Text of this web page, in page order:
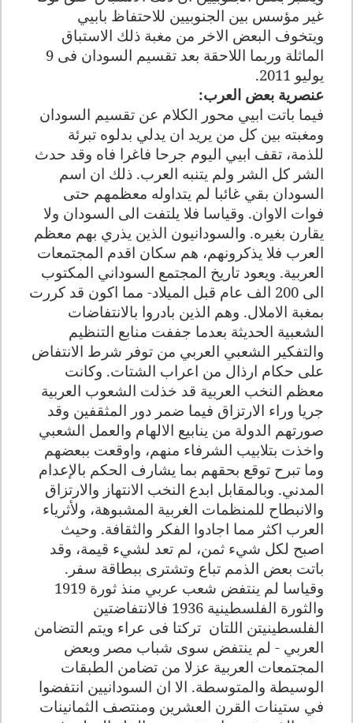
غير مؤسس بين الجنوبيين للاحتفاظ بابيي
ويتخوف البعض الاخر من مغبة ذلك الاستباق
الماثلة وربما اللاحقة بعد تقسيم السودان فى 9
يوليو 2011
.
عنصرية بعض العرب:
فيما باتت ابيي محور الكلام عن تقسيم السودان
ومغبته بين كل من يريد ان يدلي بدلوه تبرئة
للذمة، تقف ابيي اليوم جرحا فاغرا فاه وقد حدث
الشر كل الشر ولم يتنبه العرب. ذلك ان اسم
السودان بقي غائبا لم يتداوله معظمهم حتى
فوات الاوان. وقياسا فلا يلتفت الى السودان ولا
يقارن بغيره. والسودانيون الذين يذري بهم معظم
العرب فلا يذكرونهم، هم سكان اقدم المجتمعات
العربية. ويعود تاريخ المجتمع السوداني المكتوب
الى 200 الف عام قبل الميلاد- مما اكون قد كررت
بمغبة الاملال. وهم الذين بادروا بالانتفاضات
الشعبية الحديثة بعدما جففت منابع التنظيم
والتفكير الشعبي العربي من توفر شرط الانتفاض
على حكام ارذال من اعراب الشتات. وكانت
معظم النخب العربية قد خذلت الشعوب العربية
جريا وراء الارتزاق فيما ضمر دور المثقفين وقد
صورتهم الدولة من ينابيع الالهام والعمل الشعبي
واخذت بتلابيب الشرفاء منهم، واوقعت ببعضهم
وما تبرح توقع بحقهم بما يشارف الحكم بالإعدام
المدني. وبالمقابل ابدع النخب الانتهاز والارتزاق
والانبطاح للمنظمات الغربية المشبوهة، ولأثرياء
العرب اكثر مما اجادوا الفكر والثقافة. وحيث
اصبح لكل شيء ثمن، لم تعد لشيء قيمة، وقد
باتت بعض الذمم تباع وتشترى ببطاقة سفر .
وقياسا لم ينتفض شعب عربي منذ ثورة 1919
والثورة الفلسطينية 1936 فالانتفاضتين
الفلسطينيتن اللتان تركتا فى عراء ويتم التضامن
العربي - لم ينتفض سوى شباب مصر وبعض
المجتمعات العربية عزلا من تضامن الطبقات
الوسيطة والمتوسطة. الا ان السودانيين انتفضوا
في ستينات القرن العشرين ومنتصف الثمانينات